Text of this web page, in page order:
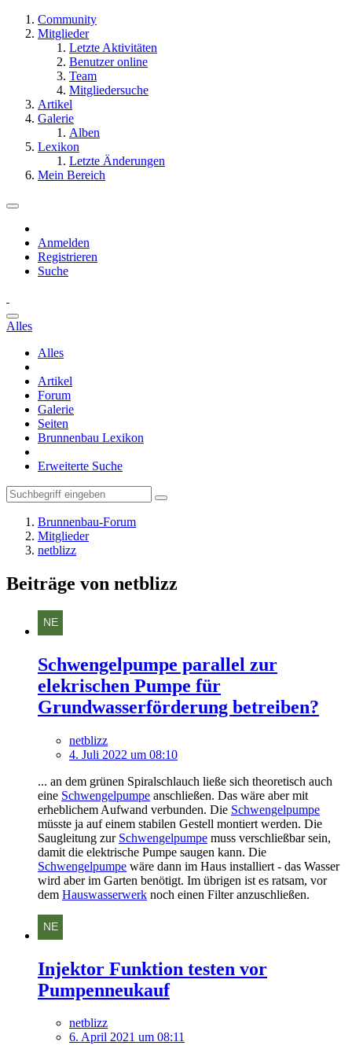
Community
Mitglieder
Letzte Aktivitäten
Benutzer online
Team
Mitgliedersuche
Artikel
Galerie
Alben
Lexikon
Letzte Änderungen
Mein Bereich
Anmelden
Registrieren
Suche
Alles
Alles
Artikel
Forum
Galerie
Seiten
Brunnenbau Lexikon
Erweiterte Suche
Brunnenbau-Forum
Mitglieder
netblizz
Beiträge von netblizz
Schwengelpumpe parallel zur
elekrischen Pumpe für
Grundwasserförderung betreiben?
netblizz
4. Juli 2022 um 08:10
... an dem grünen Spiralschlauch ließe sich theoretisch auch
eine Schwengelpumpe anschließen. Das wäre aber mit
erheblichem Aufwand verbunden. Die Schwengelpumpe
müsste ja auf einem stabilen Gestell montiert werden. Die
Saugleitung zur Schwengelpumpe muss verschließbar sein,
damit die elektrische Pumpe saugen kann. Die
Schwengelpumpe wäre dann im Haus installiert - das Wasser
wird aber im Garten benötigt. Im übrigen ist es ratsam, vor
dem Hauswasserwerk noch einen Filter anzuschließen.
Injektor Funktion testen vor
Pumpenneukauf
netblizz
6. April 2021 um 08:11